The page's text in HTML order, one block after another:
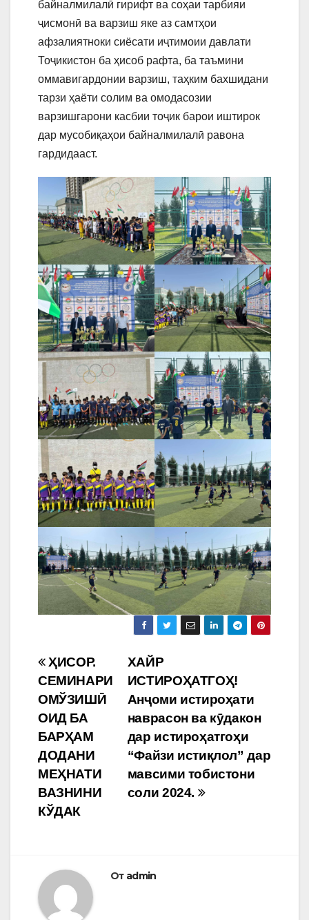
байналмилалӣ гирифт ва соҳаи тарбияи
ҷисмонӣ ва варзиш яке аз самтҳои
афзалиятноки сиёсати иҷтимоии давлати
Тоҷикистон ба ҳисоб рафта, ба таъмини
оммавигардонии варзиш, таҳким бахшидани
тарзи ҳаёти солим ва омодасозии
варзишгарони касбии тоҷик барои иштирок
дар мусобиқаҳои байналмилалӣ равона
гардидааст.
Навигация
по
записям
ХАЙР
ИСТИРОҲАТГОҲ!
Анҷоми истироҳати
наврасон ва кӯдакон
дар истироҳатгоҳи
“Файзи истиқлол” дар
мавсими тобистони
соли 2024.
ҲИСОР.
СЕМИНАРИ
ОМЎЗИШӢ
ОИД БА
БАРҲАМ
ДОДАНИ
МЕҲНАТИ
ВАЗНИНИ
КЎДАК
От admin